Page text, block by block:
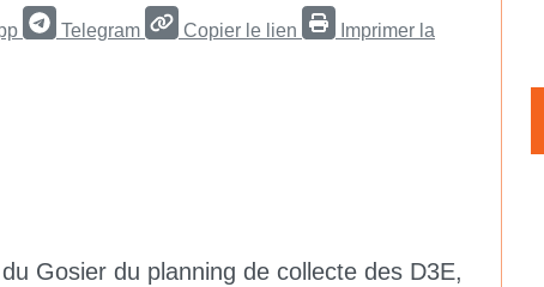
Telegram Copier le lien
Imprimer la
Gosier du planning de collecte des D3E,